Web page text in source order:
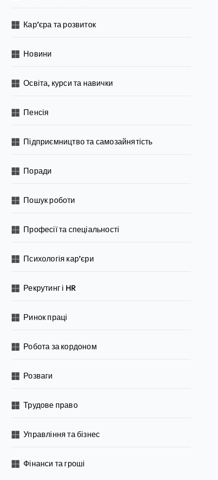
Кар’єра та розвиток
Новини
Освіта, курси та навички
Пенсія
Підприємництво та самозайнятість
Поради
Пошук роботи
Професії та спеціальності
Психологія кар’єри
Рекрутинг і HR
Ринок праці
Робота за кордоном
Розваги
Трудове право
Управління та бізнес
Фінанси та гроші